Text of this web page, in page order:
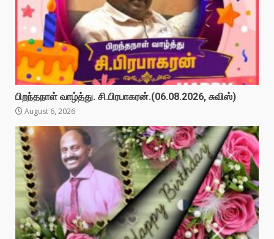
பிறந்தநாள் வாழ்த்து. சி.பிரபாகரன்.(06.08.2026, சுவிஸ்)
August 6, 2026